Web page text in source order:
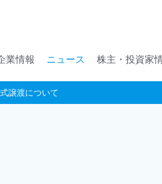
業情報 ニュース 株主・投資家
譲渡について